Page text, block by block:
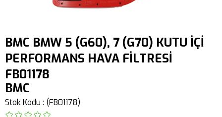
BMC BMW 5 (G60), 7 (G70) KUTU İÇİ
PERFORMANS HAVA FİLTRESİ
FB01178
BMC
Stok Kodu (FB01178)